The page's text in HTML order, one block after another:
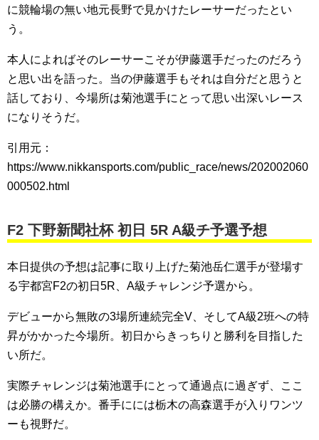
に競輪場の無い地元長野で見かけたレーサーだったとい
う。
本人によればそのレーサーこそが伊藤選手だったのだろう
と思い出を語った。当の伊藤選手もそれは自分だと思うと
話しており、今場所は菊池選手にとって思い出深いレース
になりそうだ。
引用元：
https://www.nikkansports.com/public_race/news/202002060
000502.html
F2 下野新聞社杯 初日 5R A級チ予選予想
本日提供の予想は記事に取り上げた菊池岳仁選手が登場す
る宇都宮F2の初日5R、A級チャレンジ予選から。
デビューから無敗の3場所連続完全V、そしてA級2班への特
昇がかかった今場所。初日からきっちりと勝利を目指した
い所だ。
実際チャレンジは菊池選手にとって通過点に過ぎず、ここ
は必勝の構えか。番手にには栃木の高森選手が入りワンツ
ーも視野だ。